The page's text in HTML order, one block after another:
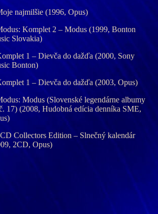
najmilšie (1996, Opus)
Komplet 2 – Modus (1999, Bonton
Slovakia)
1 – Dievča do dažďa (2000, Sony
Bonton)
1 – Dievča do dažďa (2003, Opus)
Modus (Slovenské legendárne albumy
17) (2008, Hudobná edícia denníka SME,
Collectors Edition – Slnečný kalendár
2CD, Opus)